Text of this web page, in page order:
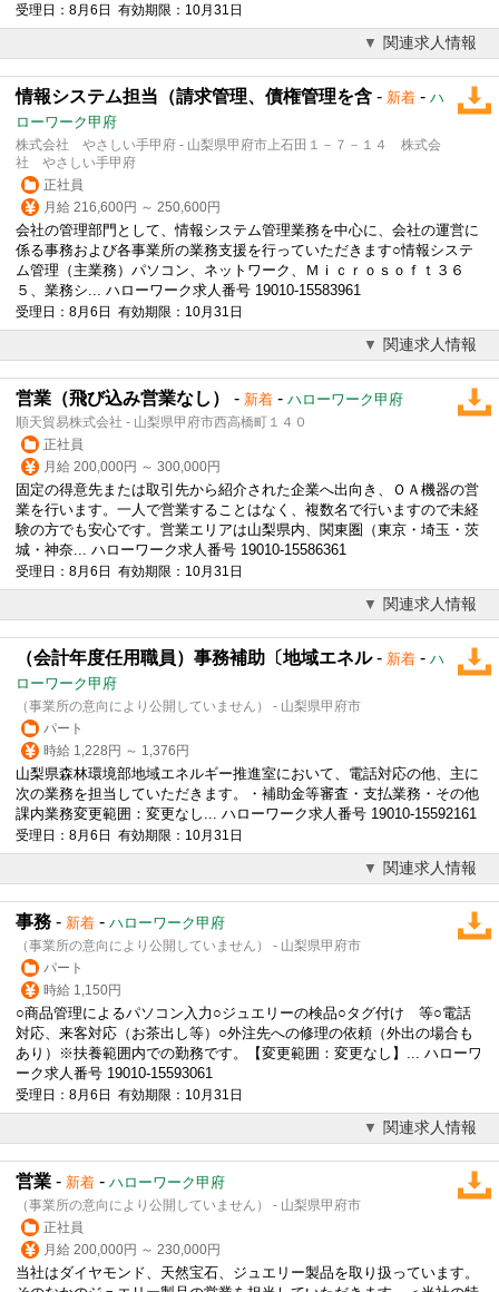
受理日：8月6日 有効期限：10月31日
関連求人情報
情報システム担当（請求管理、債権管理を含 - 新着 - ハ
ローワーク甲府
株式会社 やさしい手甲府 - 山梨県甲府市上石田１－７－１４ 株式会
社 やさしい手甲府
正社員
月給 216,600円 ～ 250,600円
会社の管理部門として、情報システム管理業務を中心に、会社の運営に
係る事務および各事業所の業務支援を行っていただきます○情報システ
ム管理（主業務）パソコン、ネットワーク、Ｍｉｃｒｏｓｏｆｔ３６
５、業務シ... ハローワーク求人番号 19010-15583961
受理日：8月6日 有効期限：10月31日
関連求人情報
営業（飛び込み営業なし） - 新着 - ハローワーク甲府
順天貿易株式会社 - 山梨県甲府市西高橋町１４０
正社員
月給 200,000円 ～ 300,000円
固定の得意先または取引先から紹介された企業へ出向き、ＯＡ機器の営
業を行います。一人で営業することはなく、複数名で行いますので未経
験の方でも安心です。営業エリアは山梨県内、関東圏（東京・埼玉・茨
城・神奈... ハローワーク求人番号 19010-15586361
受理日：8月6日 有効期限：10月31日
関連求人情報
（会計年度任用職員）事務補助〔地域エネル- 新着 - ハ
ローワーク甲府
（事業所の意向により公開していません） - 山梨県甲府市
パート
時給 1,228円 ～ 1,376円
山梨県森林環境部地域エネルギー推進室において、電話対応の他、主に
次の業務を担当していただきます。・補助金等審査・支払業務・その他
課内業務変更範囲：変更なし... ハローワーク求人番号 19010-15592161
受理日：8月6日 有効期限：10月31日
関連求人情報
事務 - 新着 - ハローワーク甲府
（事業所の意向により公開していません） - 山梨県甲府市
パート
時給 1,150円
○商品管理によるパソコン入力○ジュエリーの検品○タグ付け 等○電話
対応、来客対応（お茶出し等）○外注先への修理の依頼（外出の場合も
あり）※扶養範囲内での勤務です。【変更範囲：変更なし】... ハローワ
ーク求人番号 19010-15593061
受理日：8月6日 有効期限：10月31日
関連求人情報
営業 - 新着 - ハローワーク甲府
（事業所の意向により公開していません） - 山梨県甲府市
正社員
月給 200,000円 ～ 230,000円
当社はダイヤモンド、天然宝石、ジュエリー製品を取り扱っています。